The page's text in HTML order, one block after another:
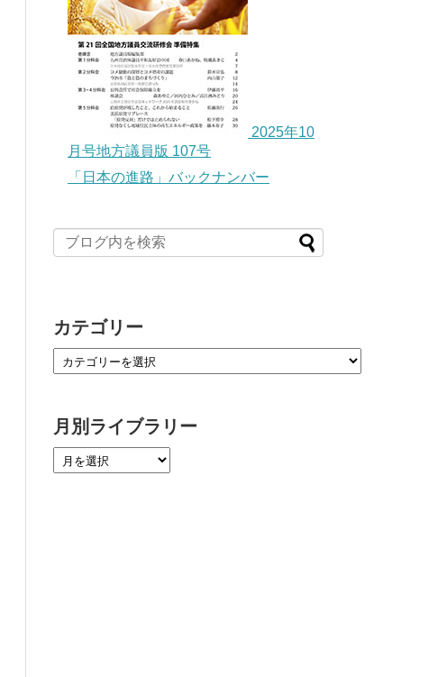
2025年10
月号地方議員版 107号
「日本の進路」バックナンバー
カテゴリー
月別ライブラリー